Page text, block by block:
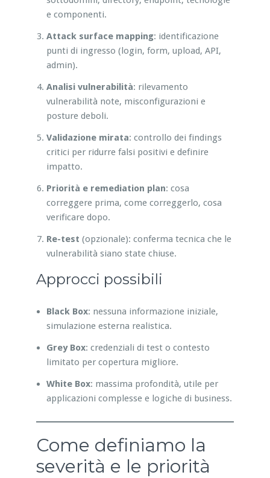
e componenti.
Attack surface mapping: identificazione
punti di ingresso (login, form, upload, API,
admin).
Analisi vulnerabilità: rilevamento
vulnerabilità note, misconfigurazioni e
posture deboli.
Validazione mirata: controllo dei findings
critici per ridurre falsi positivi e definire
impatto.
Priorità e remediation plan: cosa
correggere prima, come correggerlo, cosa
verificare dopo.
Re-test (opzionale): conferma tecnica che le
vulnerabilità siano state chiuse.
Approcci possibili
Black Box: nessuna informazione iniziale,
simulazione esterna realistica.
Grey Box: credenziali di test o contesto
limitato per copertura migliore.
White Box: massima profondità, utile per
applicazioni complesse e logiche di business.
Come definiamo la
severità e le priorità